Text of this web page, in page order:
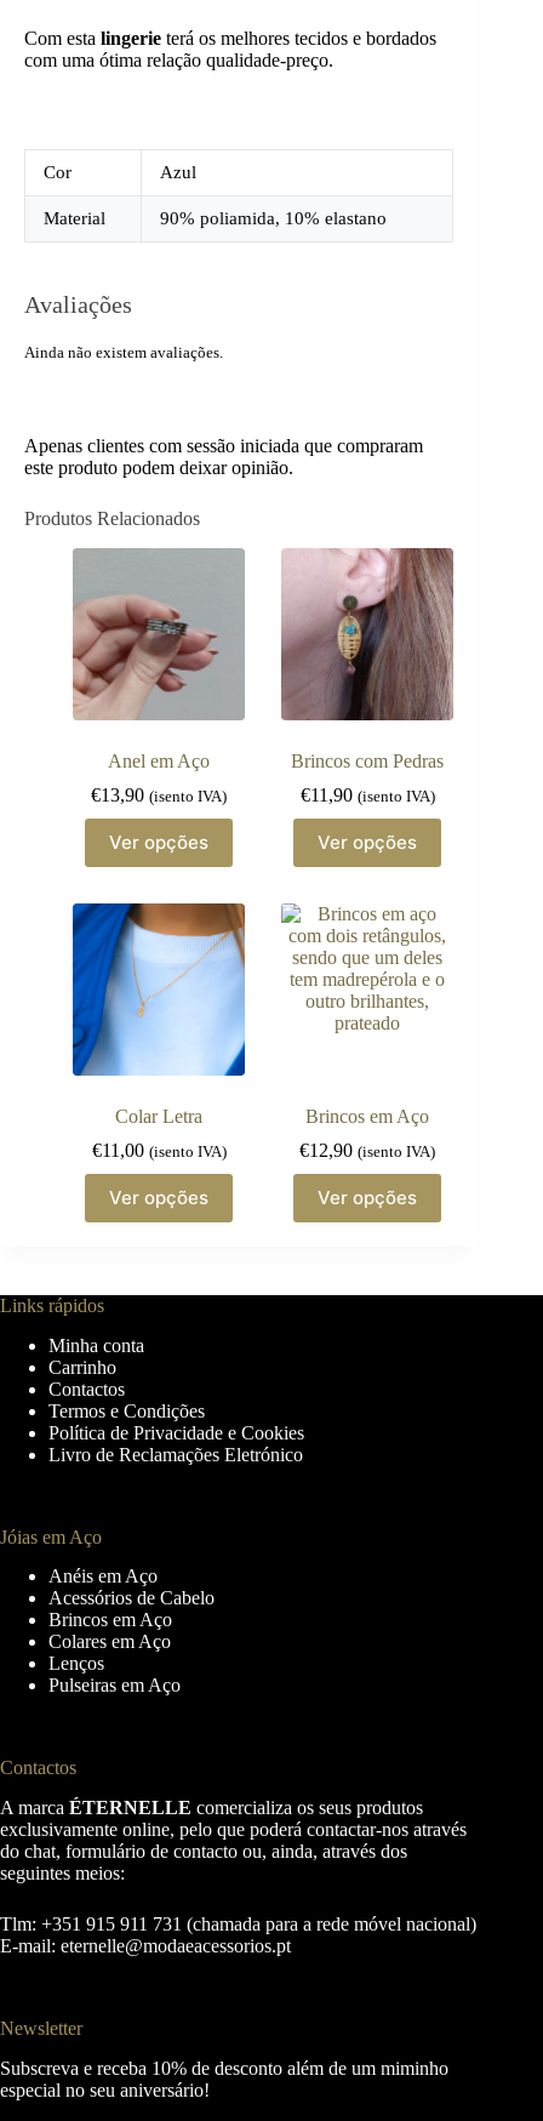
Com esta lingerie terá os melhores tecidos e bordados
com uma ótima relação qualidade-preço.
Cor Azul
Material 90% poliamida, 10% elastano
Avaliações
Ainda não existem avaliações.
Apenas clientes com sessão iniciada que compraram
este produto podem deixar opinião.
Produtos Relacionados
Anel em Aço
€13,90 (isento IVA)
Ver opções
product
has
The
options
may
page
Brincos com Pedras
€11,90 (isento IVA)
Ver opções
product
has
variants.
The
options
may
be
chosen
page
Colar Letra
€11,00 (isento IVA)
Ver opções
product
has
The
on
the
product
page
Brincos em Aço
€12,90 (isento IVA)
Ver opções
product
has
The
Links rápidos
Minha conta
Carrinho
Contactos
Termos e Condições
Política de Privacidade e Cookies
Livro de Reclamações Eletrónico
Jóias em Aço
Anéis em Aço
Acessórios de Cabelo
Brincos em Aço
Colares em Aço
Lenços
Pulseiras em Aço
Contactos
A marca ÉTERNELLE comercializa os seus produtos
exclusivamente online, pelo que poderá contactar-nos através
do chat, formulário de contacto ou, ainda, através dos
seguintes meios:
Tlm: +351 915 911 731 (chamada para a rede móvel nacional)
E-mail: eternelle@modaeacessorios.pt
Newsletter
Subscreva e receba 10% de desconto além de um miminho
especial no seu aniversário!